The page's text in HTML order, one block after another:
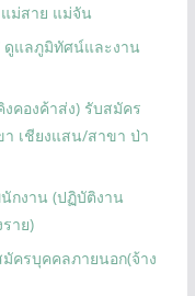
ม่สาย แม่จัน
ดูแลภูมิทัศน์และงาน
คองค้าส่ง) รับสมัคร
เชียงแสน/สาขา ป่า
กงาน (ปฏิบัติงาน
าย)
ครบุคคลภายนอก(จ้าง